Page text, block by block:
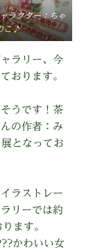
ラクター：ちゃ
こ♪
ラリー、今
おります。
うです！茶
の作者：み
となってお
ラストレー
リーでは約
ます。
かわいい女